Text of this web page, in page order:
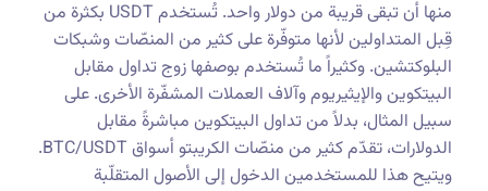
منها أن تبقى قريبة من دولار واحد. تُستخدم USDT بكثرة من
قِبل المتداولين لأنها متوفّرة على كثير من المنصّات وشبكات
البلوكتشين. وكثيراً ما تُستخدم بوصفها زوج تداول مقابل
البيتكوين والإيثيريوم وآلاف العملات المشفّرة الأخرى. على
سبيل المثال، بدلاً من تداول البيتكوين مباشرةً مقابل
الدولارات، تقدّم كثير من منصّات الكريبتو أسواق BTC/USDT.
ويتيح هذا للمستخدمين الدخول إلى الأصول المتقلّبة